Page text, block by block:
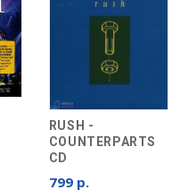
RUSH -
COUNTERPARTS
CD
799 р.